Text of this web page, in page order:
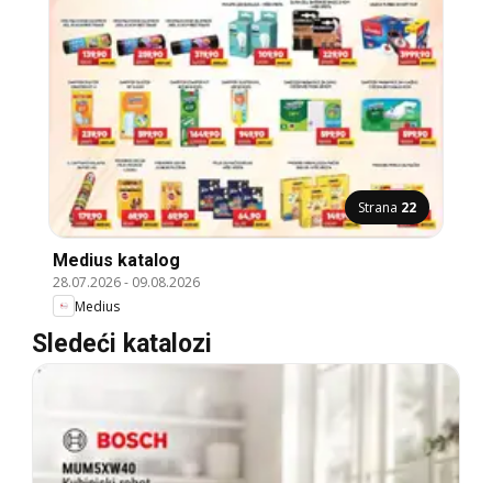
Strana 22
Medius katalog
28.07.2026- 09.08.2026
Medius
Sledeći katalozi